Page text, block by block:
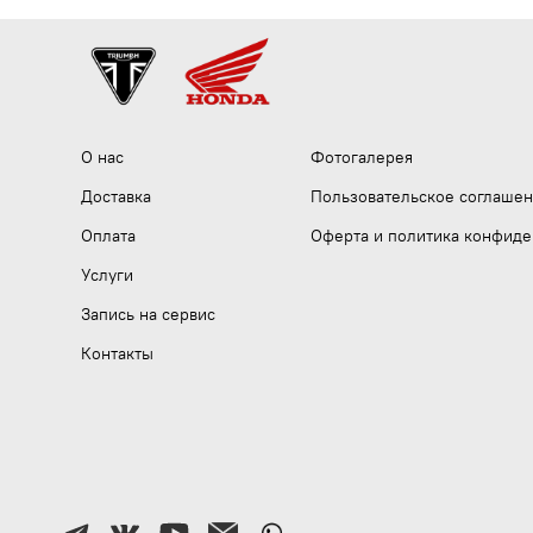
О нас
Доставка
Оплата
Услуги
Запись на сервис
Контакты
Фотогалерея
Пользовательское
Оферта и политика